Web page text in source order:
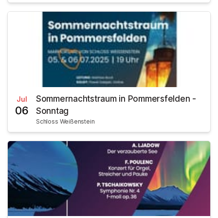
Jul
06
Sommernachtstraum in Pommersfelden -
Sonntag
Schloss Weißenstein